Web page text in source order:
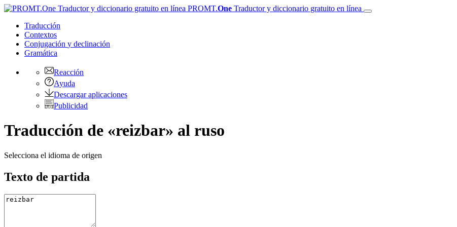
PROMT.One Traductor y diccionario gratuito en línea
Traducción
Contextos
Conjugación y declinación
Gramática
Reacción
Ayuda
Descargar aplicaciones
Publicidad
Traducción de «reizbar» al ruso
Selecciona el idioma de origen
Texto de partida